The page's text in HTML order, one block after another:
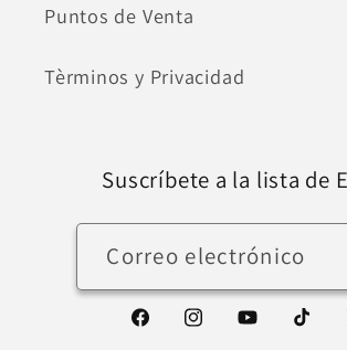
Puntos de Venta
Tèrminos y Privacidad
Suscríbete a la lista de
Correo electrónico
FacebookInstagramYouTube